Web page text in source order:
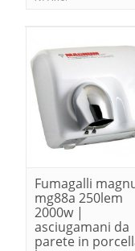
Fumagalli
mg88a 250lem
2000w |
asciugamani da
parete in